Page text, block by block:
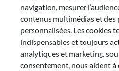
CESER LYON
125 rue Smith
CS 90051
navigation, mesurer
contenus multimédias et des
personnalisées. Les cookies
indispensables et toujours
analytiques et marketing,
consentement, nous aident à